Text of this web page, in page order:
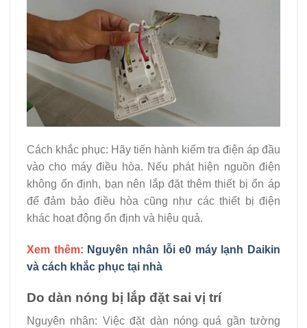
Cách khắc phục: Hãy tiến hành kiểm tra điện áp đầu
vào cho máy điều hòa. Nếu phát hiện nguồn điện
không ổn định, bạn nên lắp đặt thêm thiết bị ổn áp
để đảm bảo điều hòa cũng như các thiết bị điện
khác hoạt động ổn định và hiệu quả.
Xem thêm: Nguyên nhân lỗi e0 máy lạnh Daikin
và cách khắc phục tại nhà
Do dàn nóng bị lắp đặt sai vị trí
Nguyên nhân: Việc đặt dàn nóng quá gần tường